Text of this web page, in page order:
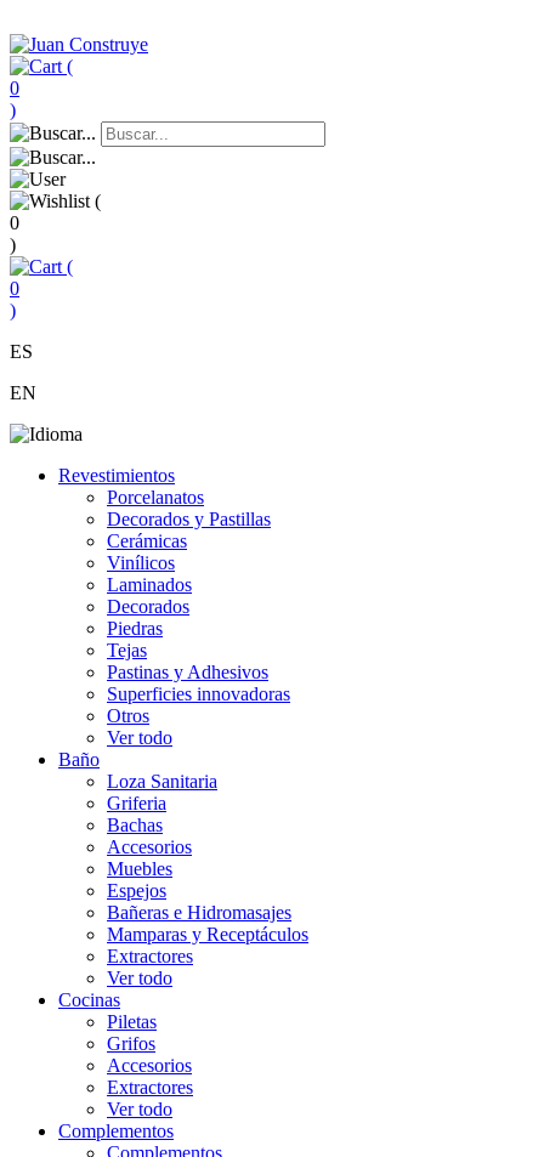
(
0
)
(
0
)
(
0
)
ES
EN
Revestimientos
Porcelanatos
Decorados y Pastillas
Cerámicas
Vinílicos
Laminados
Decorados
Piedras
Tejas
Pastinas y Adhesivos
Superficies innovadoras
Otros
Ver todo
Baño
Loza Sanitaria
Griferia
Bachas
Accesorios
Muebles
Espejos
Bañeras e Hidromasajes
Mamparas y Receptáculos
Extractores
Ver todo
Cocinas
Piletas
Grifos
Accesorios
Extractores
Ver todo
Complementos
Complementos